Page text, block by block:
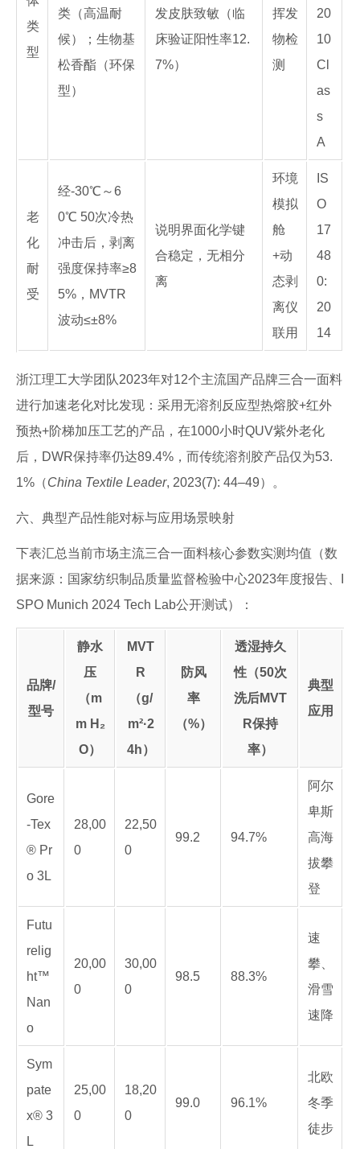
类
型
类（高温耐
候）；生物基
松香酯（环保
型）
发皮肤致敏（临
床验证阳性率12.
7%）
挥发
物检
测
20
10
Cl
as
s
A
老
化
耐
受
经-30℃～6
0℃ 50次冷热
冲击后，剥离
强度保持率≥8
5%，MVTR
波动≤±8%
说明界面化学键
合稳定，无相分
离
环境
模拟
舱
+动
态剥
离仪
联用
IS
O
17
48
0:
20
14
浙江理工大学团队2023年对12个主流国产品牌三合一面料
进行加速老化对比发现：采用无溶剂反应型热熔胶+红外
预热+阶梯加压工艺的产品，在1000小时QUV紫外老化
后，DWR保持率仍达89.4%，而传统溶剂胶产品仅为53.
1%（China Textile Leader, 2023(7): 44–49）。
六、典型产品性能对标与应用场景映射
下表汇总当前市场主流三合一面料核心参数实测均值（数
据来源：国家纺织制品质量监督检验中心2023年度报告、I
SPO Munich 2024 Tech Lab公开测试）：
品牌/
型号
静水
压
（m
m H₂
O）
MVT
R
（g/
m²·2
4h）
防风
率
（%）
透湿持久
性（50次
洗后MVT
R保持
率）
典型
应用
Gore
-Tex
® Pr
o 3L
28,00
0
22,50
0
99.2 94.7%
阿尔
卑斯
高海
拔攀
登
Futu
relig
ht™
Nan
o
20,00
0
30,00
0
98.5 88.3%
速
攀、
滑雪
速降
Sym
pate
x® 3
L
25,00
0
18,20
0
99.0 96.1%
北欧
冬季
徒步